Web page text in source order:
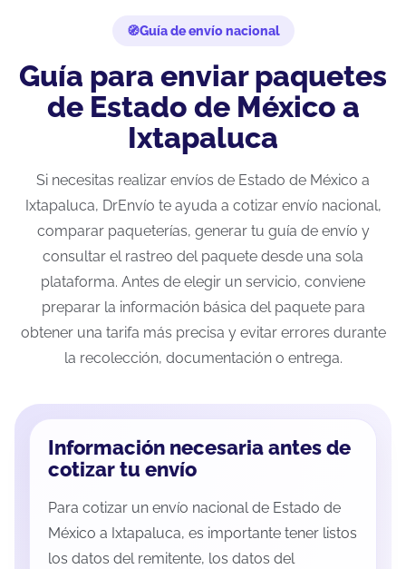
Guía de envío nacional
Guía para enviar paquetes
de Estado de México a
Ixtapaluca
Si necesitas realizar envíos de Estado de México a
Ixtapaluca, DrEnvío te ayuda a cotizar envío nacional,
comparar paqueterías, generar tu guía de envío y
consultar el rastreo del paquete desde una sola
plataforma. Antes de elegir un servicio, conviene
preparar la información básica del paquete para
obtener una tarifa más precisa y evitar errores durante
la recolección, documentación o entrega.
Información necesaria antes de
cotizar tu envío
Para cotizar un envío nacional de Estado de
México a Ixtapaluca, es importante tener listos
los datos del remitente, los datos del